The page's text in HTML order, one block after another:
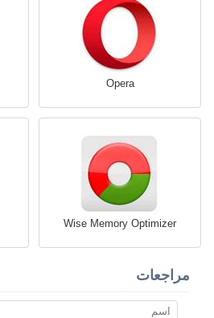
Opera
Wise Memory Optimizer
مراجعات